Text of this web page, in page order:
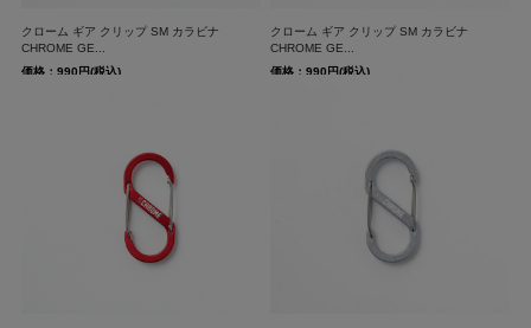
クローム ギア クリップ SM カラビナ
CHROME GE...
価格：990円(税込)
クローム ギア クリップ SM カラビナ
CHROME GE...
価格：990円(税込)